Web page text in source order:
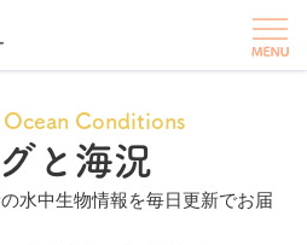
Conditions
と海況
水中生物情報を毎日更新でお届